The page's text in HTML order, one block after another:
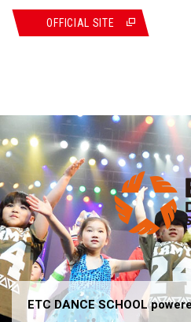
OFFICIAL SITE
ETC DANCE SCHOOL